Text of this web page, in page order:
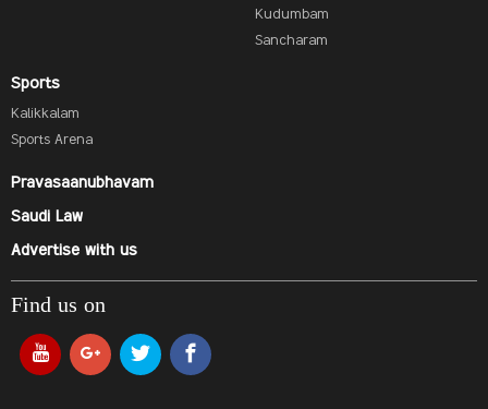
Kudumbam
Sancharam
Sports
Kalikkalam
Sports Arena
Pravasaanubhavam
Saudi Law
Advertise with us
Find us on